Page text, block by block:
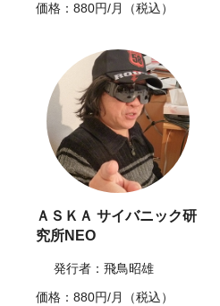
価格：880円/月（税込）
ＡＳＫＡ サイバニック研
究所NEO
発行者：飛鳥昭雄
価格：880円/月（税込）